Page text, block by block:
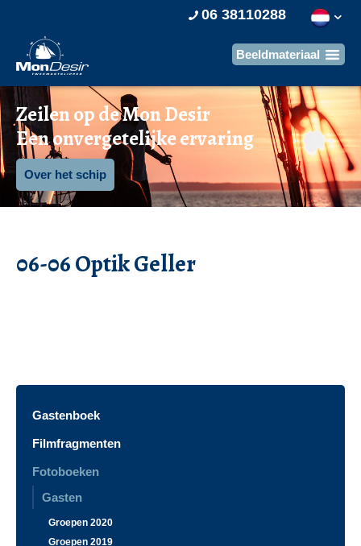
06 38110288
Zeilen op de Mon Desir
Een onvergetelijke ervaring
Over het schip
06-06 Optik Geller
Gastenboek
Filmfragmenten
Fotoboeken
Gasten
Groepen 2020
Groepen 2019